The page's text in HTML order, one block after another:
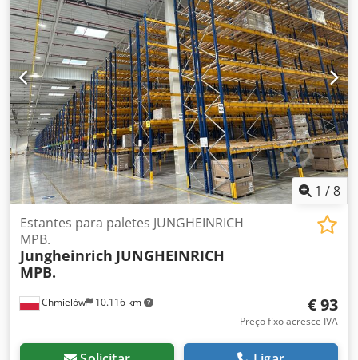
6,00 m Codpehql Hzefx Aafeha Suporte: parafusado
Fixação: grelhas de parede lateral e traseira Carga do
canal: 4250 kg Carga da palete: máx. 850 kg Ano de
construção: 2011 Espaços de palete: 600 Rack é
desmontado e pronto para ser carregado em Neuwied
Preços mais IVA.
1 /8
Chmielów 10.116 km
Estantes para paletes JUNGHEINRICH
MPB.
Jungheinrich JUNGHEINRICH
MPB.
€ 93
Preço fixo acresce IVA